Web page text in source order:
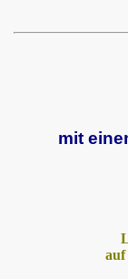
mit
auf